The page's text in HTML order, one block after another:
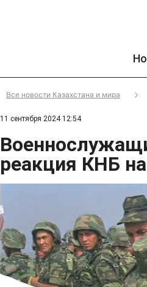
Все новости Казахстана и мира
11 сентября 2024 12:54
реакция КНБ